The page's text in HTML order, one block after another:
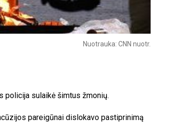
Nuotrauka: CNN nuotr.
policija sulaikė šimtus žmonių.
pareigūnai dislokavo pastiprinimą